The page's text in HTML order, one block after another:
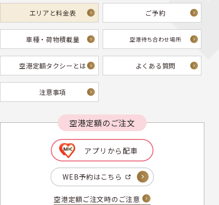
エリアと料金表 ご予約
車種・荷物積載量 空港待ち合わせ場所
空港定額タクシーとは よくある質問
注意事項
空港定額のご注文
アプリから配車
WEB予約はこちら
空港定額ご注文時のご注意